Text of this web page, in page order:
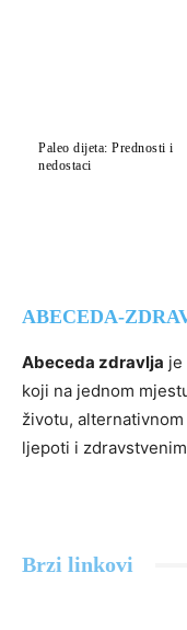
Paleo dijeta: Prednosti i
nedostaci
ABECEDA-
Abeceda zdravlja je
koji na jednom
životu,
ljepoti i
Brzi linkovi